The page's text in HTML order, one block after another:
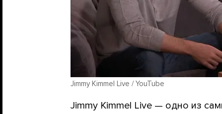
Jimmy Kimmel Live / YouTube
Jimmy Kimmel Live — одно из